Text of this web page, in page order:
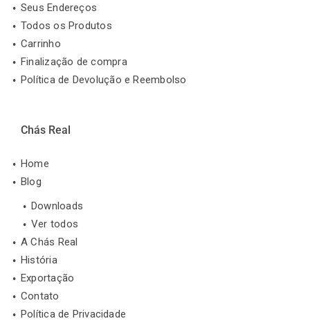
Seus Endereços
Todos os Produtos
Carrinho
Finalização de compra
Política de Devolução e Reembolso
Chás Real
Home
Blog
Downloads
Ver todos
A Chás Real
História
Exportação
Contato
Política de Privacidade